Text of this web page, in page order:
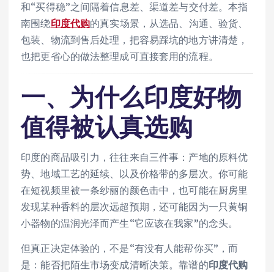
和“买得稳”之间隔着信息差、渠道差与交付差。本指
南围绕印度代购的真实场景，从选品、沟通、验货、
包装、物流到售后处理，把容易踩坑的地方讲清楚，
也把更省心的做法整理成可直接套用的流程。
一、为什么印度好物
值得被认真选购
印度的商品吸引力，往往来自三件事：产地的原料优
势、地域工艺的延续、以及价格带的多层次。你可能
在短视频里被一条纱丽的颜色击中，也可能在厨房里
发现某种香料的层次远超预期，还可能因为一只黄铜
小器物的温润光泽而产生“它应该在我家”的念头。
但真正决定体验的，不是“有没有人能帮你买”，而
是：能否把陌生市场变成清晰决策。靠谱的印度代购